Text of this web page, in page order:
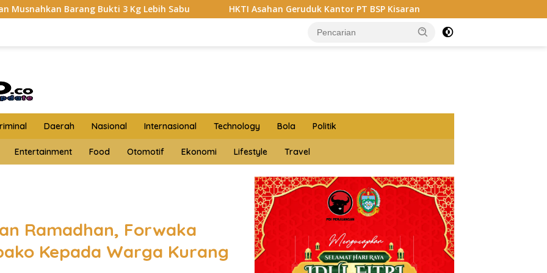
3 Kg Lebih Sabu HKTI Asahan Geruduk Kantor PT BSP Kisaran Budi Yanto SH Dilantik Jadi Ketua Forum
Daerah Nasional Internasional Technology Bola Politik
Entertainment Food Otomotif Ekonomi Lifestyle Travel
Ramadhan, Forwaka
Kepada Warga Kurang